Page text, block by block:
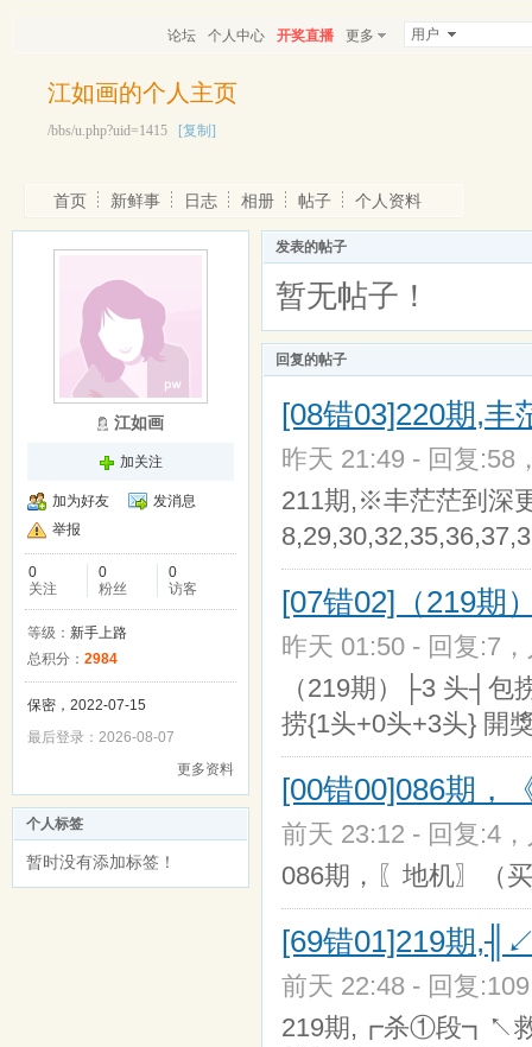
论坛 个人中心 开奖直播 更多 用户
江如画的个人主页
/bbs/u.php?uid=1415 [复制]
首页 新鲜事 日志 相册 帖子 个人资料
江如画
加关注
加为好友
发消息
举报
0
关注
0
粉丝
0
访客
等级： 新手上路
总积分： 2984
保密，2022-07-15
最后登录：2026-08-07
更多资料
个人标签
暂时没有添加标签！
发表的帖子
暂无帖子！
回复的帖子
[08错03]220期,丰
昨天 21:49 - 回复:58
211期,※丰茫茫到深
[07错02]（219期
昨天 01:50 - 回复:7
（219期）├3 头┤包
捞{1头+0头+3头} 開
[00错00]086期，
前天 23:12 - 回复:4
086期，〖地机〗（
[69错01]219
前天 22:48 - 回复
219期,┏杀①段┓↖救